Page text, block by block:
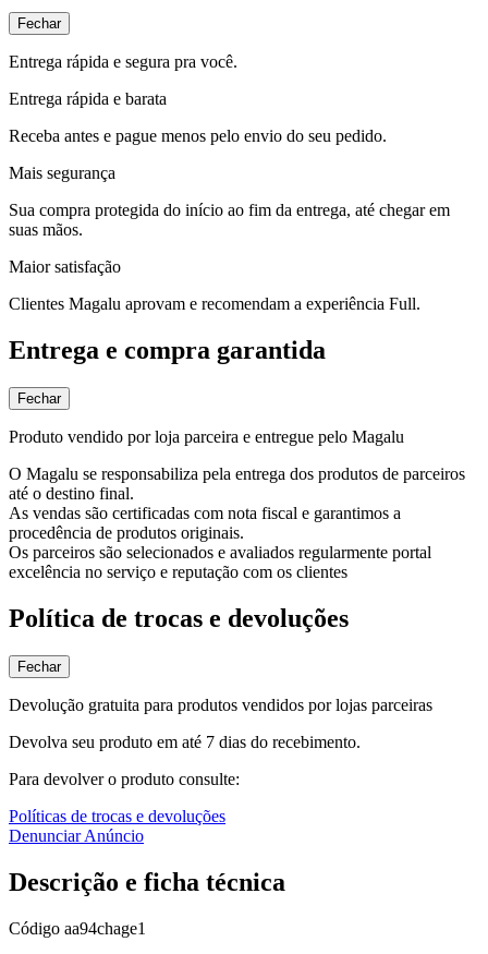
Fechar
Entrega rápida e segura pra você.
Entrega rápida e barata
Receba antes e pague menos pelo envio do seu pedido.
Mais segurança
Sua compra protegida do início ao fim da entrega, até chegar em
suas mãos.
Maior satisfação
Clientes Magalu aprovam e recomendam a experiência Full.
Entrega e compra garantida
Fechar
Produto vendido por loja parceira e entregue pelo Magalu
O Magalu se responsabiliza pela entrega dos produtos de parceiros
até o destino final.
As vendas são certificadas com nota fiscal e garantimos a
procedência de produtos originais.
Os parceiros são selecionados e avaliados regularmente portal
excelência no serviço e reputação com os clientes
Política de trocas e devoluções
Fechar
Devolução gratuita para produtos vendidos por lojas parceiras
Devolva seu produto em até 7 dias do recebimento.
Para devolver o produto consulte:
Políticas de trocas e devoluções
Denunciar Anúncio
Descrição e ficha técnica
Código aa94chage1